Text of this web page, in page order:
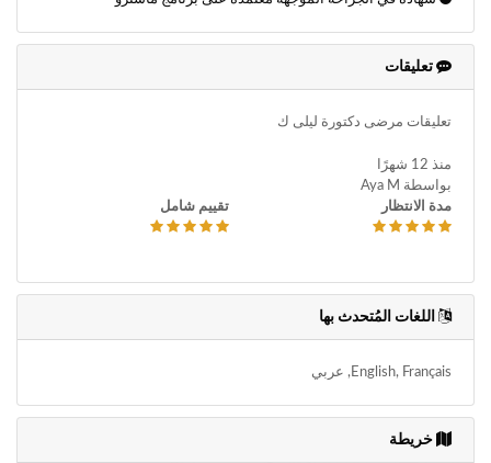
طقم الأسنان الجزئي طقم الأسنان الجزئي المتحرك
قلع الأسنان ليزر الأسنان
تعليقات
تعليقات مرضى دكتورة ليلى ك
منذ 12 شهرًا
بواسطة Aya M
مدة الانتظار
تقييم شامل
اللغات المُتحدث بها
English, Français, عربي
خريطة